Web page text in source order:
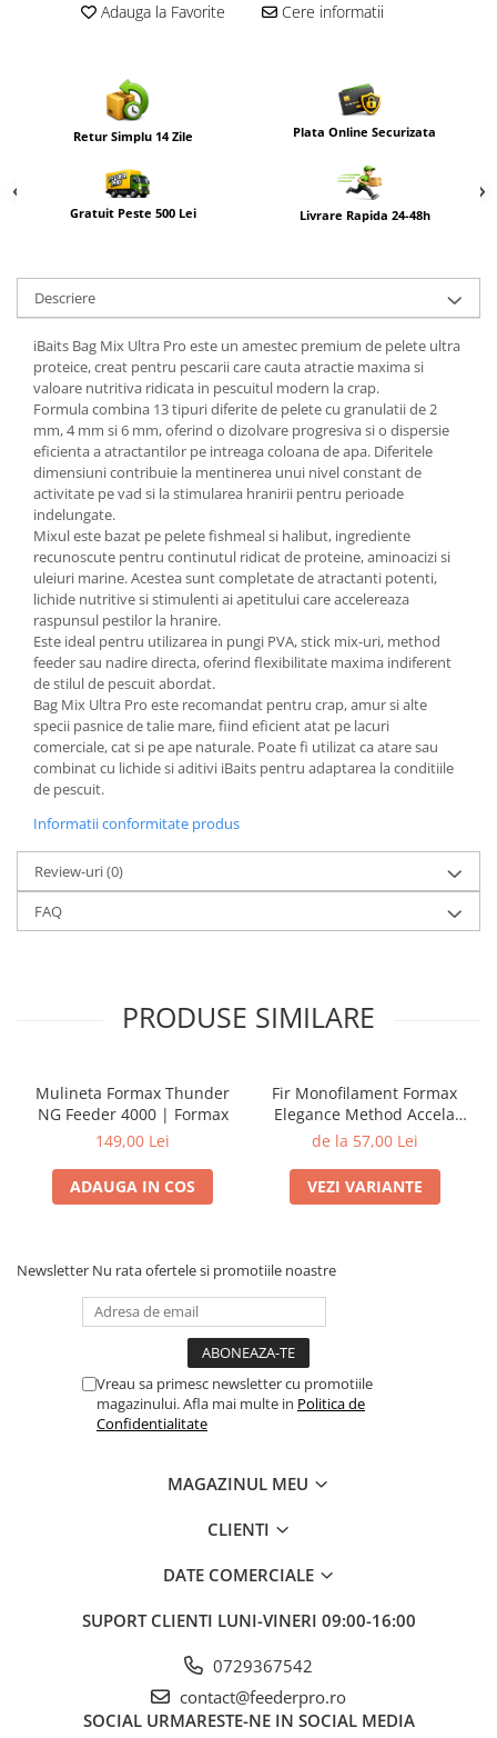
Adauga la Favorite Cere informatii
Retur Simplu 14 Zile Plata Online Securizata
Gratuit Peste 500 Lei Livrare Rapida 24-48h
Descriere
iBaits Bag Mix Ultra Pro este un amestec premium de pelete ultra
proteice, creat pentru pescarii care cauta atractie maxima si
valoare nutritiva ridicata in pescuitul modern la crap.
Formula combina 13 tipuri diferite de pelete cu granulatii de 2
mm, 4 mm si 6 mm, oferind o dizolvare progresiva si o dispersie
eficienta a atractantilor pe intreaga coloana de apa. Diferitele
dimensiuni contribuie la mentinerea unui nivel constant de
activitate pe vad si la stimularea hranirii pentru perioade
indelungate.
Mixul este bazat pe pelete fishmeal si halibut, ingrediente
recunoscute pentru continutul ridicat de proteine, aminoacizi si
uleiuri marine. Acestea sunt completate de atractanti potenti,
lichide nutritive si stimulenti ai apetitului care accelereaza
raspunsul pestilor la hranire.
Este ideal pentru utilizarea in pungi PVA, stick mix-uri, method
feeder sau nadire directa, oferind flexibilitate maxima indiferent
de stilul de pescuit abordat.
Bag Mix Ultra Pro este recomandat pentru crap, amur si alte
specii pasnice de talie mare, fiind eficient atat pe lacuri
comerciale, cat si pe ape naturale. Poate fi utilizat ca atare sau
combinat cu lichide si aditivi iBaits pentru adaptarea la conditiile
de pescuit.
Informatii conformitate produs
Review-uri(0)
FAQ
PRODUSE SIMILARE
Mulineta Formax Thunder
NG Feeder 4000 | Formax
149,00 Lei
ADAUGA IN COS
Fir Monofilament Formax
Elegance Method Accela
Distance Feeder Fluo 1000m
de la 57,00 Lei
VEZI VARIANTE
Newsletter Nu rata ofertele si promotiile noastre
Vreau sa primesc newsletter cu promotiile
magazinului. Afla mai multe in Politica de
Confidentialitate
MAGAZINUL MEU
CLIENTI
DATE COMERCIALE
SUPORT CLIENTI LUNI-VINERI 09:00-16:00
0729367542
contact@feederpro.ro
SOCIAL URMARESTE-NE IN SOCIAL MEDIA